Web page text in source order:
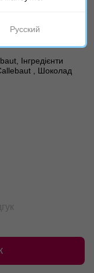
Інгредієнти
, Шоколад
Русский